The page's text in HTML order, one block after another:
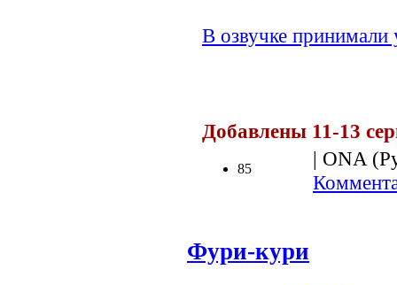
В озвучке принимали
Добавлены 11-13
85
| ONA
Фури-кури